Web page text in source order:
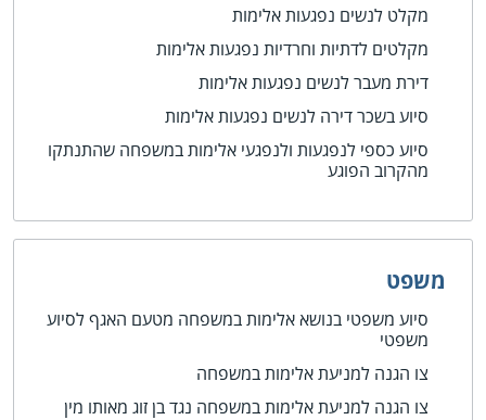
מקלט לנשים נפגעות אלימות
מקלטים לדתיות וחרדיות נפגעות אלימות
דירת מעבר לנשים נפגעות אלימות
סיוע בשכר דירה לנשים נפגעות אלימות
סיוע כספי לנפגעות ולנפגעי אלימות במשפחה שהתנתקו
מהקרוב הפוגע
משפט
סיוע משפטי בנושא אלימות במשפחה מטעם האגף לסיוע
משפטי
צו הגנה למניעת אלימות במשפחה
צו הגנה למניעת אלימות במשפחה נגד בן זוג מאותו מין